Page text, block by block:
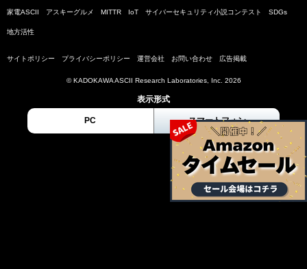
家電ASCII アスキーグルメ MITTR IoT サイバーセキュリティ小説コンテスト SDGs
地方活性
サイトポリシー プライバシーポリシー 運営会社 お問い合わせ 広告掲載
© KADOKAWA ASCII Research Laboratories, Inc. 2026
表示形式
PC スマートフォン